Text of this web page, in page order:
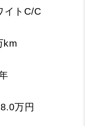
イトC/C
km
万円